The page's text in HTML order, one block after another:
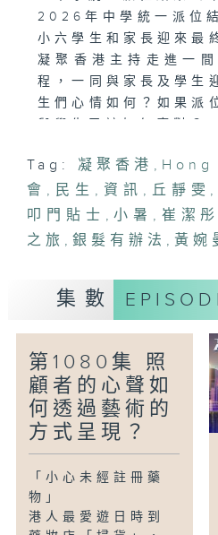
2026年中學統一派位
小六學生和家長迎來最
凝聚香港主持走進一
程，一同與家長及學生
生們心情如何？如果派
「夏日炎炎．消暑妙法
今天是小暑，古人云
分，意味著距離大暑只
氣會越來越悶熱。今日
「銀髮有辦法-衍紙療癒
衍紙作為古老的捲紙
彎、搓等方法做出不同
一無二的藝術品。衍紙
創意，更有助訓練他們
協調、空間距雕感等多
推出衍紙創作班，希望
心靈的藝術之旅。
Tag: 凝聚香港 ,
會 , 民生 , 資訊 , 丘靜雯 ,
叩門貼士 , 小暑 , 崔潔彤
之旅 ,銀髮有辦法 , 黃婉
集數
第1080集 照
顧者的心聲如
何透過藝術的
方式呈現？
「小心未經註冊藥
物」
港人最愛遊日時到